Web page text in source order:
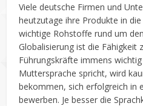
Viele deutsche Firmen und
heutzutage ihre Produkte in
wichtige Rohstoffe rund um
Globalisierung ist die Fähigkeit
Führungskräfte immens
Muttersprache spricht, wird
bekommen, sich erfolgreich in
bewerben. Je besser die